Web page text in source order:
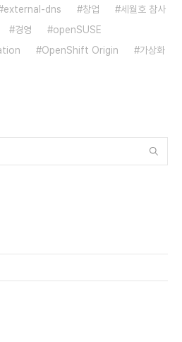
external-dns 창업
세월호 참사
경영
openSUSE
OpenShift Origin 가상화